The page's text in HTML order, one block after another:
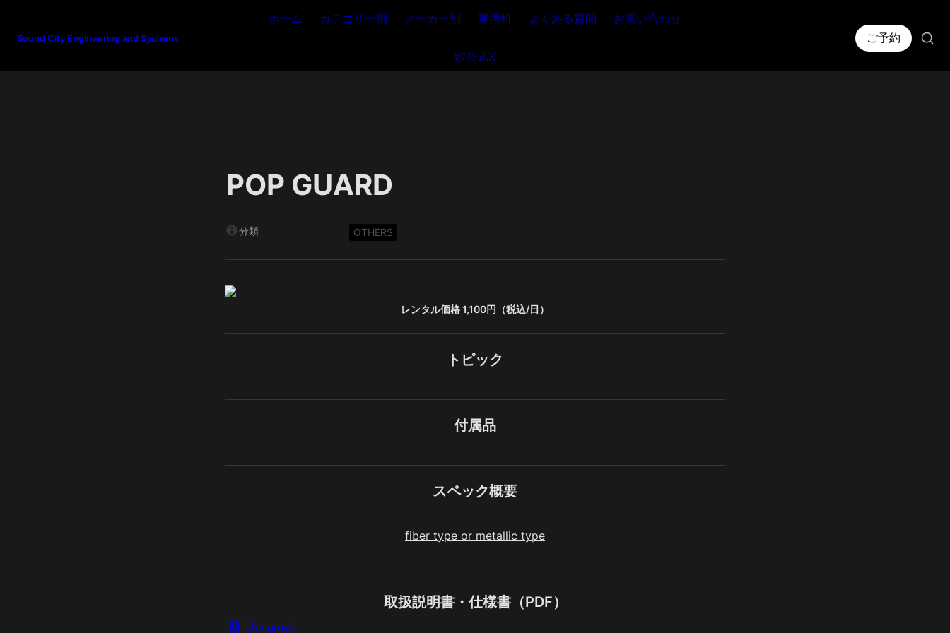
Sound City Engineering and Systems
ホーム カテゴリー別 メーカー別 運搬料 よくある質問 お問い合わせ
公式X
ご予約
POP GUARD
分類 OTHERS
レンタル価格 1,100円（税込/日）
トピック
付属品
スペック概要
fiber type or metallic type
取扱説明書・仕様書（PDF）
Unnamed